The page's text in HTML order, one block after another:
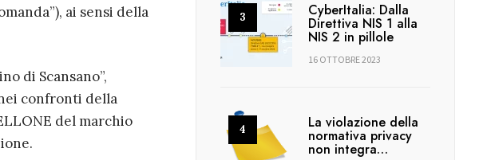
ai sensi della
di Scansano”,
confronti della
del marchio
CyberItalia: Dalla
Direttiva NIS 1 alla
NIS 2 in pillole
16 OTTOBRE 2023
La violazione della
normativa privacy
non integra…